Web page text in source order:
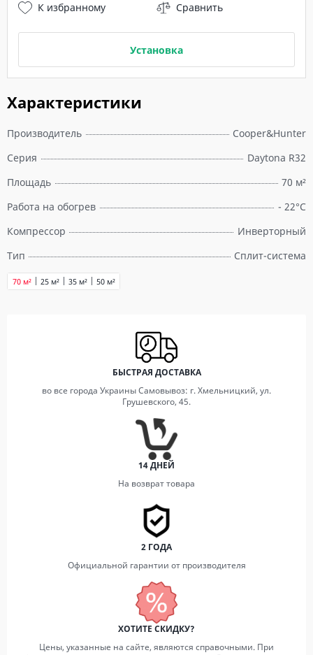
Характеристики
Производитель
Cooper&Hunter
Серия
Daytona R32
Площадь
70 м²
Работа на обогрев
- 22°C
Компрессор
Инверторный
Тип
Сплит-система
25 м² 35 м² 50 м²
70 м²
К избранному Сравнить
Установка
БЫСТРАЯ ДОСТАВКА
во все города Украины Самовывоз: г. Хмельницкий, ул.
Грушевского, 45.
14 ДНЕЙ
На возврат товара
2 ГОДА
Официальной гарантии от производителя
ХОТИТЕ СКИДКУ?
Цены, указанные на сайте, являются справочными. При